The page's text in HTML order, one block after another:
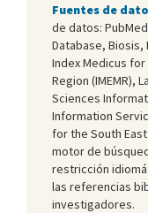
Fuentes de
de datos:
Database, Biosis,
Index Medicus
Region (IMEMR),
Sciences
Information
for the South East
motor de
restricción
las referencias
investigadores.